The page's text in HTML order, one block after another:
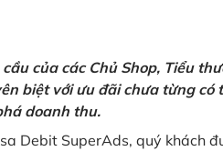
của các Chủ Shop, Tiểu
biệt với ưu đãi chưa từng
doanh thu.
Debit SuperAds, quý khách